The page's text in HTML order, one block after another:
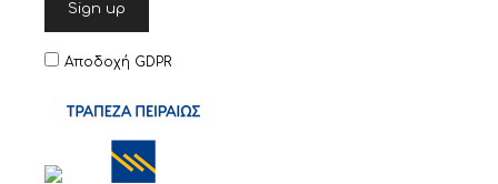
Αποδοχή GDPR